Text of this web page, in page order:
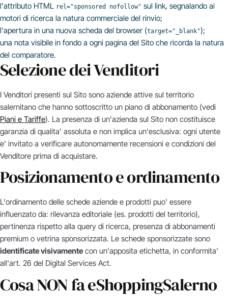
l'attributo HTML rel="sponsored nofollow" sul link, segnalando ai
motori di ricerca la natura commerciale del rinvio;
l'apertura in una nuova scheda del browser (target="_blank");
una nota visibile in fondo a ogni pagina del Sito che ricorda la natura
del comparatore.
Selezione dei Venditori
I Venditori presenti sul Sito sono aziende attive sul territorio
salernitano che hanno sottoscritto un piano di abbonamento (vedi
Piani e Tariffe). La presenza di un'azienda sul Sito non costituisce
garanzia di qualita' assoluta e non implica un'esclusiva: ogni utente
e' invitato a verificare autonomamente recensioni e condizioni del
Venditore prima di acquistare.
Posizionamento e ordinamento
L'ordinamento delle schede aziende e prodotti puo' essere
influenzato da: rilevanza editoriale (es. prodotti del territorio),
pertinenza rispetto alla query di ricerca, presenza di abbonamenti
premium o vetrina sponsorizzata. Le schede sponsorizzate sono
identificate visivamente con un'apposita etichetta, in conformita'
all'art. 26 del Digital Services Act.
Cosa NON fa eShoppingSalerno